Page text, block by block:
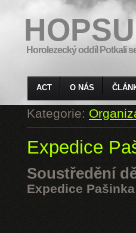
Horolezecký oddíl Potkali
ACT O NÁS
Kategorie:
Expedice
Soustředění
Expedice